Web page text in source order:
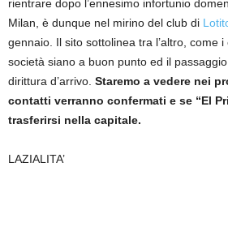
rientrare dopo l’ennesimo infortunio
Milan, è dunque nel mirino del club di
gennaio. Il sito sottolinea tra l’altro, come
società siano a buon punto ed il
dirittura d’arrivo. Staremo a vedere nei
contatti verranno confermati e se “El
trasferirsi nella capitale.
LAZIALITA’